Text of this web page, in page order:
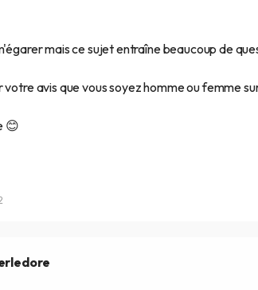
mais ce sujet entraîne beaucoup de
votre avis que vous soyez homme ou femme
😊